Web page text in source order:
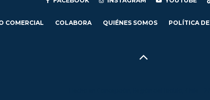
COMERCIAL COLABORA QUIÉNES SOMOS POLÍTICA